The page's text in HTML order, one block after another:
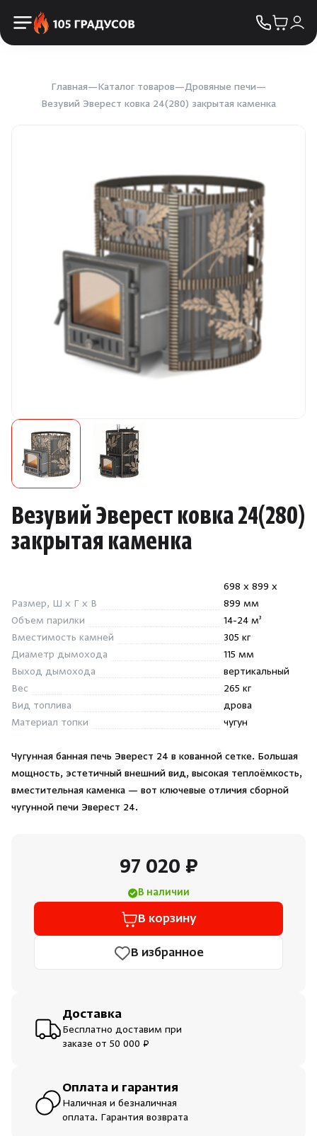
Освещение
Облицовка и порталы
SPA-оборудование
Камни для печей
Запчасти
Отопление
Для хаммама
Ароматы
Душевые поддоны и системы слива
Интерьер
Инфракрасные сауны
Лёдогенераторы
Пародушевые
Главная Каталог товаров
Дровяные печи
Везувий Эверест ковка 24(280) закрытая каменка
Везувий Эверест ковка 24(280)
закрытая каменка
Размер, Ш x Г x В
698 x 899 x
899 мм
Объем парилки
14-24 м³
Вместимость камней
305 кг
Диаметр дымохода
115 мм
Выход дымохода
вертикальный
Вес
265 кг
Вид топлива
дрова
Материал топки
чугун
Чугунная банная печь Эверест 24 в кованной сетке. Большая
мощность, эстетичный внешний вид, высокая теплоёмкость,
вместительная каменка — вот ключевые отличия сборной
чугунной печи Эверест 24.
97 020 ₽
В наличии
В корзину
В избранное
Доставка
Бесплатно доставим при
заказе от 50 000 ₽
Оплата и гарантия
Наличная и безналичная
оплата. Гарантия возврата